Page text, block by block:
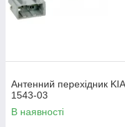
Антенний перехідник
1543-03
В наявності